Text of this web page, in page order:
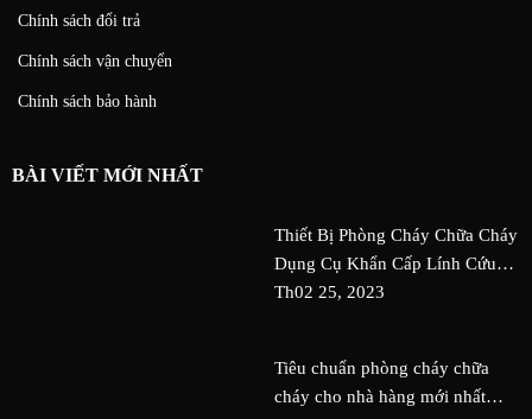
Chính sách đổi trả
Chính sách vận chuyển
Chính sách bảo hành
BÀI VIẾT MỚI NHẤT
Thiết Bị Phòng Cháy Chữa Cháy
Dụng Cụ Khẩn Cấp Lính Cứu
Hỏa An Toàn Nguy Cơ Tai Nạn
Th02 25, 2023
Tiêu chuẩn phòng cháy chữa
cháy cho nhà hàng mới nhất